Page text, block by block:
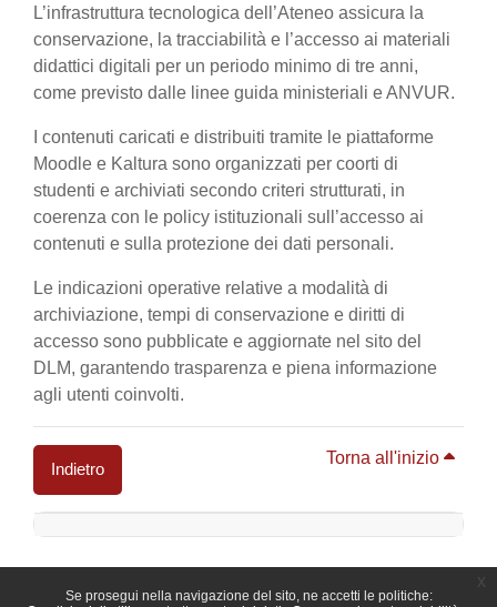
Se prosegui nella navigazione del sito, ne accetti le politiche:
L’infrastruttura tecnologica dell’Ateneo assicura la
conservazione, la tracciabilità e l’accesso ai materiali
didattici digitali per un periodo minimo di tre anni,
come previsto dalle linee guida ministeriali e ANVUR.
I contenuti caricati e distribuiti tramite le piattaforme
Moodle e Kaltura sono organizzati per coorti di
studenti e archiviati secondo criteri strutturati, in
coerenza con le policy istituzionali sull’accesso ai
contenuti e sulla protezione dei dati personali.
Le indicazioni operative relative a modalità di
archiviazione, tempi di conservazione e diritti di
accesso sono pubblicate e aggiornate nel sito del
DLM, garantendo trasparenza e piena informazione
agli utenti coinvolti.
Indietro
Torna all'inizio
Blocchi